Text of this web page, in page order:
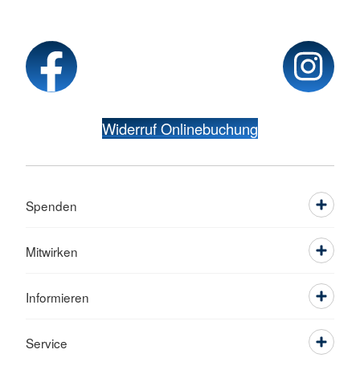
Widerruf Onlinebuchung
Spenden
Mitwirken
Informieren
Service